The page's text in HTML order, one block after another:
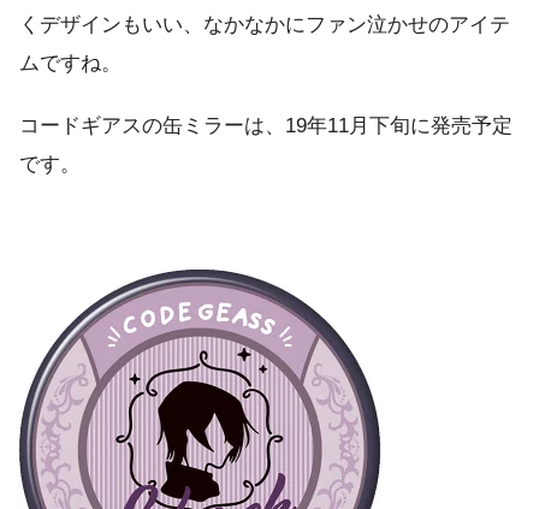
くデザインもいい、なかなかにファン泣かせのアイテ
ムですね。
コードギアスの缶ミラーは、19年11月下旬に発売予定
です。